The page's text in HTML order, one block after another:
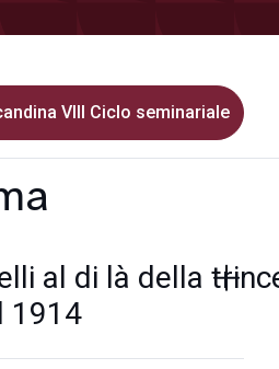
VIII Ciclo seminariale
al di là della
1914